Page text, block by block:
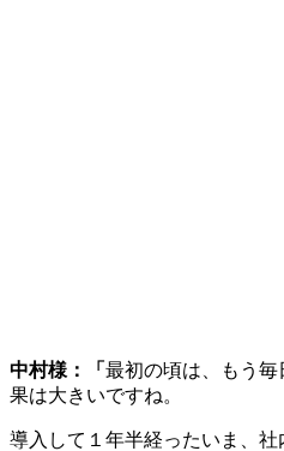
中村様：「 最初の頃は、もう
果は大きいですね。
導入して１年半経ったいま、